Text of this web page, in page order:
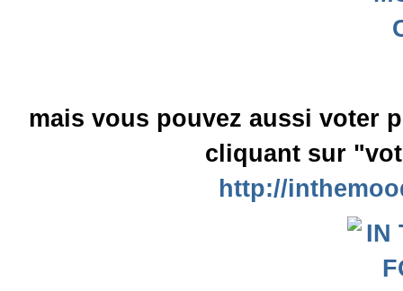
mais vous pouvez aussi voter
cliquant sur
http://